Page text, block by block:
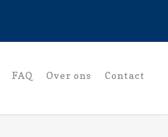
FAQ Over ons Contact